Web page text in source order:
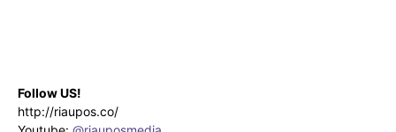
Follow US!
http://riaupos.co/